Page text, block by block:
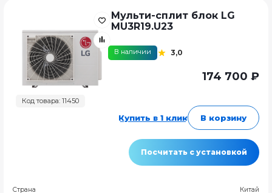
Код товара: 11450
Мульти-сплит блок LG
MU3R19.U23
В наличии 3,0
174 700 ₽
Купить в 1 клик В корзину
Посчитать с установкой
Страна
Китай